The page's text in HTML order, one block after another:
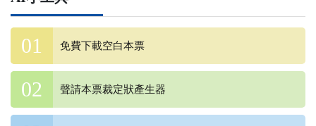
免費下載空白本票
聲請本票裁定狀產生器